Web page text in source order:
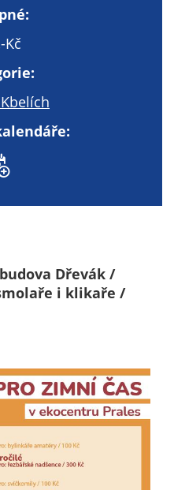
Kč
Dřevák /
i klikaře /
fungování
webu a všech
Nepožadujeme
Váš souhlas s
technických
individuálně
deaktivovány
Analytické
cookies
Analytické
cookies nám
umožňují
měření